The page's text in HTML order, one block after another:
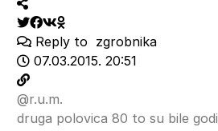
Reply to zgrobnika
07.03.2015. 20:51
@r.u.m.
druga polovica 80 to su bile